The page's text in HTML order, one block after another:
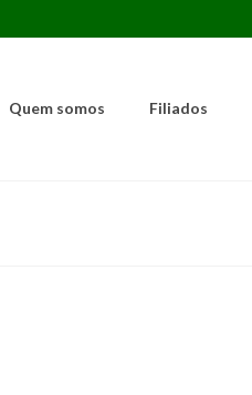
Quem somos Filiados